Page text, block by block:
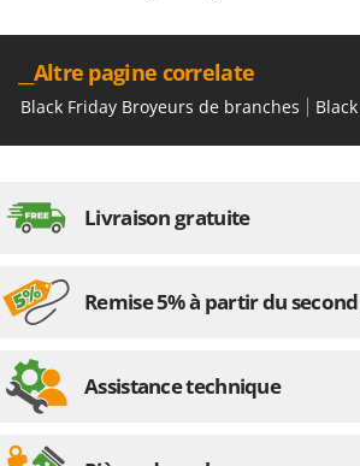
H
Hachoirs à viande
Herses à Dents
L
Lames à neige
Lave-vitres
M
Machines à pâtes
Einhell
Eschenfelder
Eurosystems
F
FAC
Fama Industrie
__Altre pagine correlate
Black Friday Broyeurs de branches
Livraison gratuite
Remise 5% à partir du
Assistance technique